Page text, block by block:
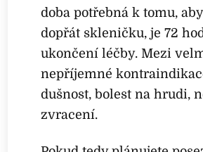
doba potřebná k tomu,
dopřát skleničku, je 72
ukončení léčby. Mezi
nepříjemné
dušnost, bolest na hrudi,
zvracení.